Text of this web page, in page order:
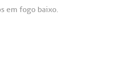
em fogo baixo.